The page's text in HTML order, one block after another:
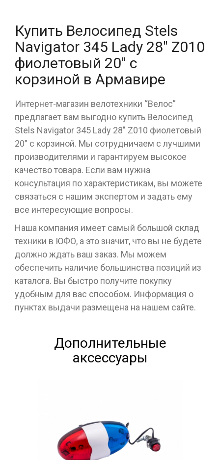
Купить Велосипед Stels
Navigator 345 Lady 28" Z010
фиолетовый 20" с
корзиной в Армавире
Интернет-магазин велотехники “Велос”
предлагает вам выгодно купить Велосипед
Stels Navigator 345 Lady 28" Z010 фиолетовый
20" с корзиной. Мы сотрудничаем с лучшими
производителями и гарантируем высокое
качество товара. Если вам нужна
консультация по характеристикам, вы можете
связаться с нашим экспертом и задать ему
все интересующие вопросы.
Наша компания имеет самый большой склад
техники в ЮФО, а это значит, что вы не будете
должно ждать ваш заказ. Мы можем
обеспечить наличие большинства позиций из
каталога. Вы быстро получите покупку
удобным для вас способом. Информация о
пунктах выдачи размещена на нашем сайте.
Дополнительные
аксессуары